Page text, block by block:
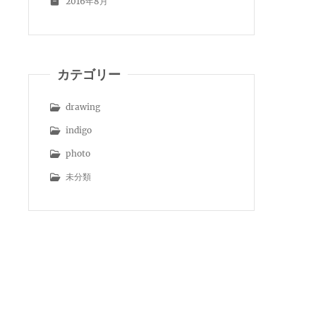
カテゴリー
drawing
indigo
photo
未分類